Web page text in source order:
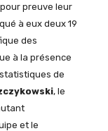
preuve leur
à eux deux 19
des
à la présence
de
, le
et le